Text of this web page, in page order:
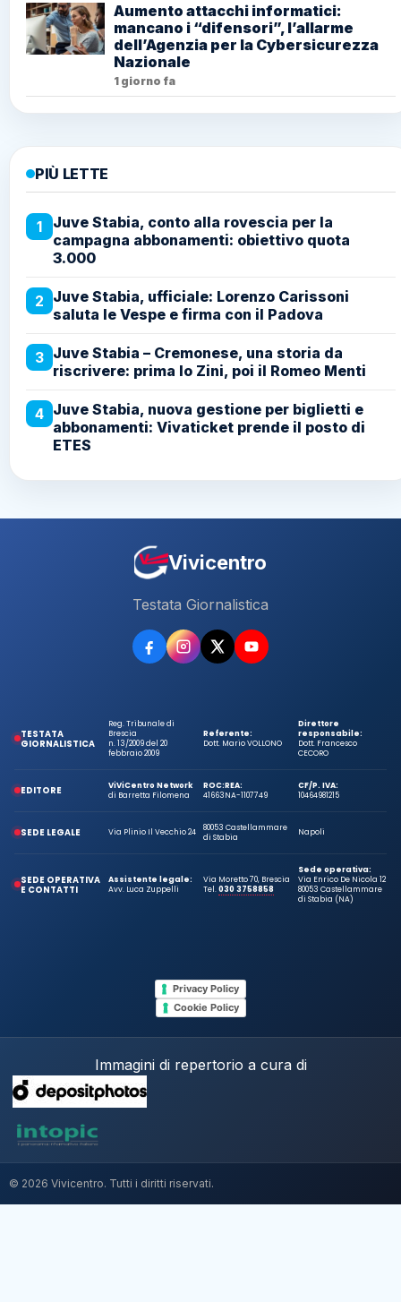
Aumento attacchi informatici:
mancano i “difensori”, l’allarme
dell’Agenzia per la Cybersicurezza
Nazionale
1 giorno fa
PIÙ LETTE
1
Juve Stabia, conto alla rovescia per la
campagna abbonamenti: obiettivo quota
3.000
2 Juve Stabia, ufficiale: Lorenzo Carissoni
saluta le Vespe e firma con il Padova
3 Juve Stabia – Cremonese, una storia da
riscrivere: prima lo Zini, poi il Romeo Menti
4 Juve Stabia, nuova gestione per biglietti e
abbonamenti: Vivaticket prende il posto di
ETES
Vivicentro
Testata Giornalistica
TESTATA
GIORNALISTICA
Reg. Tribunale di
Brescia
n. 13/2009 del 20
febbraio 2009
Referente:
Dott. Mario VOLLONO
Direttore
responsabile:
Dott. Francesco
CECORO
EDITORE
ViViCentro Network
di Barretta Filomena
ROC:
41663
REA:
NA-1107749
CF/P. IVA:
10464981215
SEDE LEGALE Via Plinio Il Vecchio 24
80053 Castellammare
di Stabia
Napoli
SEDE OPERATIVA
E CONTATTI
Assistente legale:
Avv. Luca Zuppelli
Via Moretto 70, Brescia
Tel.030 3758858
Sede operativa:
Via Enrico De Nicola 12
80053 Castellammare
di Stabia (NA)
Privacy Policy
Cookie Policy
Immagini di repertorio a cura di
© 2026 Vivicentro. Tutti i diritti riservati.